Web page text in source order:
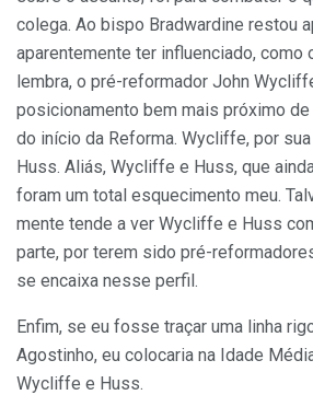
colega. Ao bispo Bradwardine restou
aparentemente ter influenciado, como
lembra, o pré-reformador John
posicionamento bem mais próximo
do início da Reforma. Wycliffe, por
Huss. Aliás, Wycliffe e Huss, que
foram um total esquecimento meu.
mente tende a ver Wycliffe e Huss
parte, por terem sido pré-
se encaixa nesse perfil.
Enfim, se eu fosse traçar uma linha
Agostinho, eu colocaria na Idade
Wycliffe e Huss.